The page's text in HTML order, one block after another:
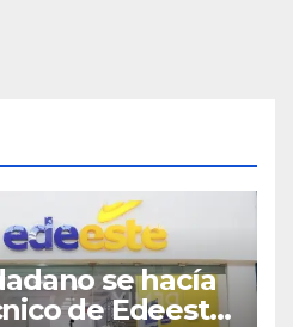
se hacía
de Edeeste